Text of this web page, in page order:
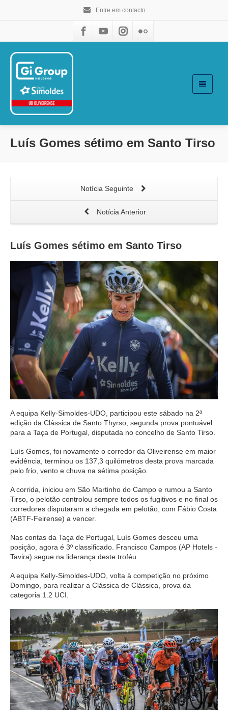
Entre em contacto
Luís Gomes sétimo em Santo Tirso
Notícia Seguinte
Notícia Anterior
Luís Gomes sétimo em Santo Tirso
A equipa Kelly-Simoldes-UDO, participou este sábado na 2ª
edição da Clássica de Santo Thyrso, segunda prova pontuável
para a Taça de Portugal, disputada no concelho de Santo Tirso.
Luís Gomes, foi novamente o corredor da Oliveirense em maior
evidência, terminou os 137,3 quilómetros desta prova marcada
pelo frio, vento e chuva na sétima posição.
A corrida, iniciou em São Martinho do Campo e rumou a Santo
Tirso, o pelotão controlou sempre todos os fugitivos e no final os
corredores disputaram a chegada em pelotão, com Fábio Costa
(ABTF-Feirense) a vencer.
Nas contas da Taça de Portugal, Luís Gomes desceu uma
posição, agora é 3º classificado. Francisco Campos (AP Hotels -
Tavira) segue na liderança deste troféu.
A equipa Kelly-Simoldes-UDO, volta à competição no próximo
Domingo, para realizar a Clássica de Clássica, prova da
categoria 1.2 UCI.